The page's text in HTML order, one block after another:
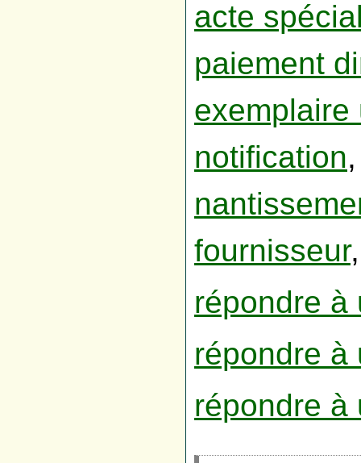
acte
paiement
exemplaire
notification,
fournisseur,
répondre à
répondre à
répondre à